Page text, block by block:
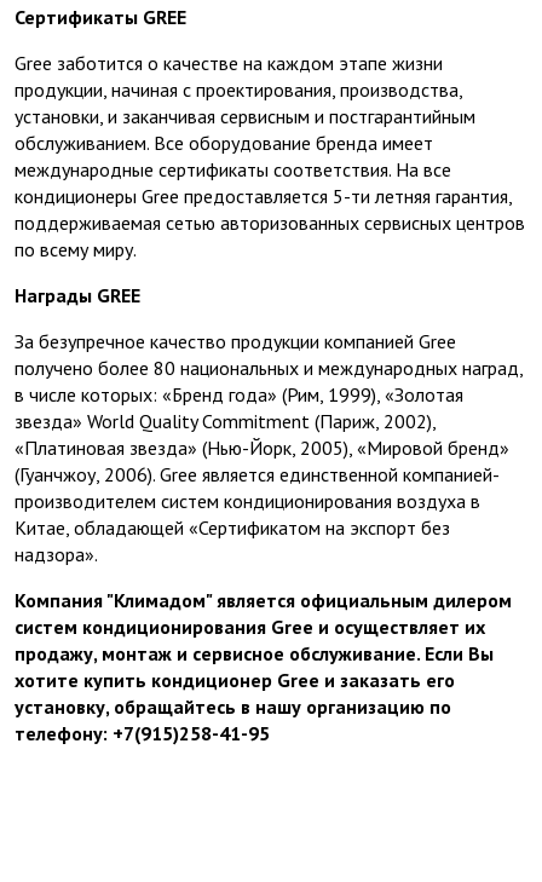
Сертификаты GREE
Gree заботится о качестве на каждом этапе жизни
продукции, начиная с проектирования, производства,
установки, и заканчивая сервисным и постгарантийным
обслуживанием. Все оборудование бренда имеет
международные сертификаты соответствия. На все
кондиционеры Gree предоставляется 5-ти летняя гарантия,
поддерживаемая сетью авторизованных сервисных центров
по всему миру.
Награды GREE
За безупречное качество продукции компанией Gree
получено более 80 национальных и международных наград,
в числе которых: «Бренд года» (Рим, 1999), «Золотая
звезда» World Quality Commitment (Париж, 2002),
«Платиновая звезда» (Нью-Йорк, 2005), «Мировой бренд»
(Гуанчжоу, 2006). Gree является единственной компанией-
производителем систем кондиционирования воздуха в
Китае, обладающей «Сертификатом на экспорт без
надзора».
Компания "Климадом" является официальным дилером
систем кондиционирования Gree и осуществляет их
продажу, монтаж и сервисное обслуживание. Если Вы
хотите купить кондиционер Gree и заказать его
установку, обращайтесь в нашу организацию по
телефону: +7(915)258-41-95